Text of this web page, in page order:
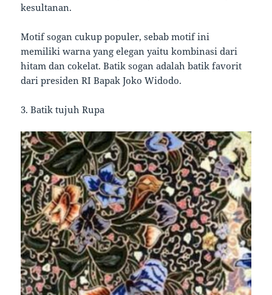
kesultanan.
Motif sogan cukup populer, sebab motif ini
memiliki warna yang elegan yaitu kombinasi dari
hitam dan cokelat. Batik sogan adalah batik favorit
dari presiden RI Bapak Joko Widodo.
3. Batik tujuh Rupa